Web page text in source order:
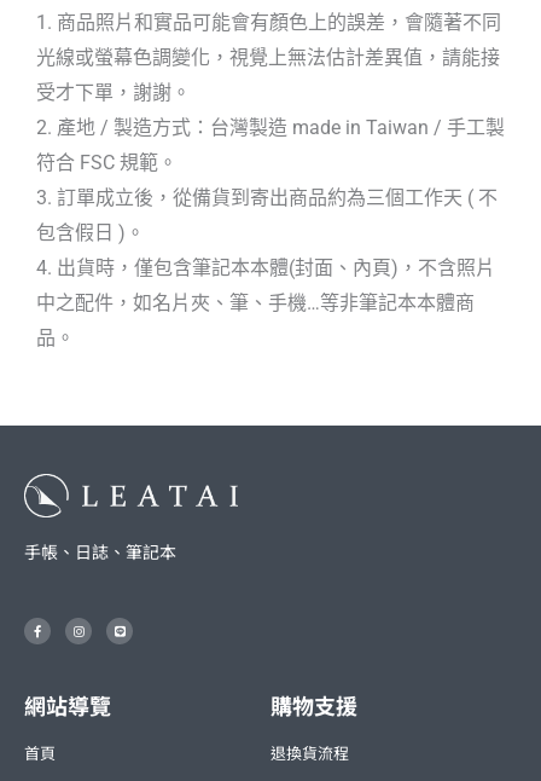
1. 商品照片和實品可能會有顏色上的誤差，會隨著不同
光線或螢幕色調變化，視覺上無法估計差異值，請能接
受才下單，謝謝。
2. 產地 / 製造方式：台灣製造 made in Taiwan / 手工製
符合 FSC 規範。
3. 訂單成立後，從備貨到寄出商品約為三個工作天 ( 不
包含假日 )。
4. 出貨時，僅包含筆記本本體(封面、內頁)，不含照片
中之配件，如名片夾、筆、手機…等非筆記本本體商
品。
手帳、日誌、筆記本
F
a
c
k
-
I
n
s
r
a
m
L
i
n
網站導覽
首頁
購物支援
退換貨流程